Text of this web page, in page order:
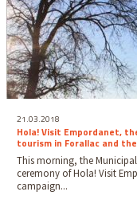
21.03.2018
Hola! Visit Empordanet,
tourism in Forallac and
This morning, the
ceremony of Hola! Visit
campaign...